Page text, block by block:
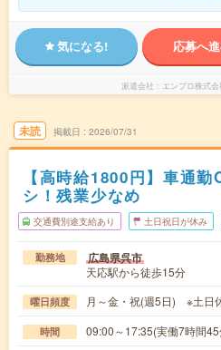
気になる! 応募へ
派遣会社 エンプロ株式
未読 掲載日 2026/07/31
【高時給1800円】車通
シ！残業少なめ
交通費別途支給あり 土日祝日が休み
勤務地 広島県呉市
天応駅から徒歩15分
曜日頻度 月～金・祝(週5日) ※土日
時間 09:00～17:35(実働7時間